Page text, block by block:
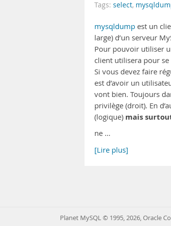
Tags: select,
mysqldump est un
large) d’un serveur
Pour pouvoir utiliser
client utilisera pour
Si vous devez faire
est d’avoir un
vont bien. Toujours
privilège (droit). En
(logique) mais
ne …
[Lire plus]
Planet MySQL © 1995, 2026, Oracle